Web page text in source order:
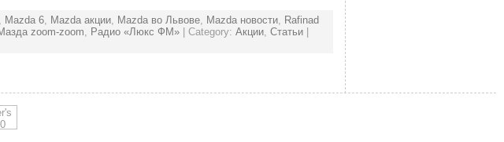
, Mazda 6, Mazda акции, Mazda во Львове, Mazda новости, Rafinad
zoom-zoom, Радио «Люкс ФМ» | Category: Акции, Статьи